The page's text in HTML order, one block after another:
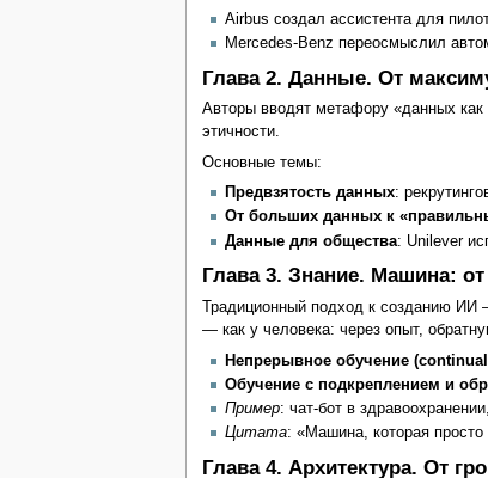
Airbus создал ассистента для
Mercedes-Benz переосмыслил
Глава 2. Данные. От
Авторы вводят метафору «данных как
этичности.
Основные темы:
Предвзятость данных:
От больших данных к
Данные для общества: Unilever
Глава 3. Знание. Машина:
Традиционный подход к созданию ИИ
— как у человека: через опыт,
Непрерывное обучение
Обучение с подкреплением и
Пример: чат-бот в
Цитата: «Машина, которая
Глава 4. Архитектура. От